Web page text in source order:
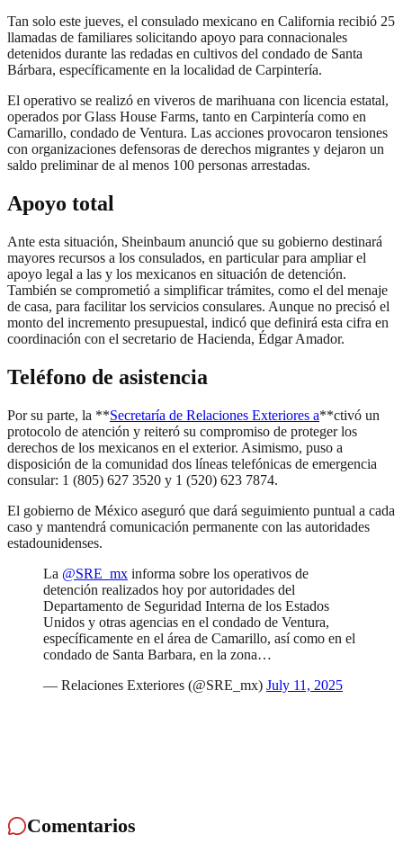
Tan solo este jueves, el consulado mexicano en California recibió 25
llamadas de familiares solicitando apoyo para connacionales
detenidos durante las redadas en cultivos del condado de Santa
Bárbara, específicamente en la localidad de Carpintería.
El operativo se realizó en viveros de marihuana con licencia estatal,
operados por Glass House Farms, tanto en Carpintería como en
Camarillo, condado de Ventura. Las acciones provocaron tensiones
con organizaciones defensoras de derechos migrantes y dejaron un
saldo preliminar de al menos 100 personas arrestadas.
Apoyo total
Ante esta situación, Sheinbaum anunció que su gobierno destinará
mayores recursos a los consulados, en particular para ampliar el
apoyo legal a las y los mexicanos en situación de detención.
También se comprometió a simplificar trámites, como el del menaje
de casa, para facilitar los servicios consulares. Aunque no precisó el
monto del incremento presupuestal, indicó que definirá esta cifra en
coordinación con el secretario de Hacienda, Édgar Amador.
Teléfono de asistencia
Por su parte, la **Secretaría de Relaciones Exteriores a**ctivó un
protocolo de atención y reiteró su compromiso de proteger los
derechos de los mexicanos en el exterior. Asimismo, puso a
disposición de la comunidad dos líneas telefónicas de emergencia
consular: 1 (805) 627 3520 y 1 (520) 623 7874.
El gobierno de México aseguró que dará seguimiento puntual a cada
caso y mantendrá comunicación permanente con las autoridades
estadounidenses.
La @SRE_mx informa sobre los operativos de
detención realizados hoy por autoridades del
Departamento de Seguridad Interna de los Estados
Unidos y otras agencias en el condado de Ventura,
específicamente en el área de Camarillo, así como en el
condado de Santa Barbara, en la zona…
— Relaciones Exteriores (@SRE_mx) July 11, 2025
Comentarios